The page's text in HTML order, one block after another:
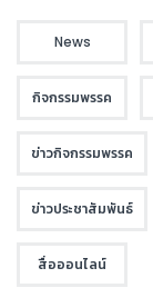
News
กิจกรรมพรรค
ข่าวกิจกรรมพรรค
ข่าวประชาสัมพันธ์
สื่อออนไลน์